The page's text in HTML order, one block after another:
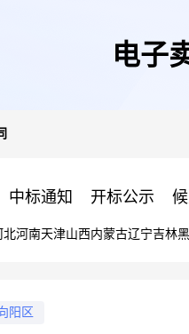
电子
中标通知 开标公示
北河南天津山西内蒙古辽宁吉林
阳区